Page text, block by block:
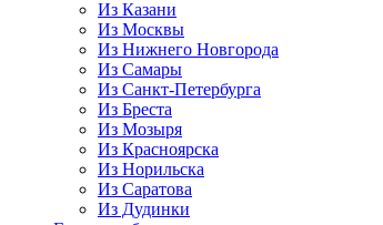
Из Казани
Из Москвы
Из Нижнего Новгорода
Из Самары
Из Санкт-Петербурга
Из Бреста
Из Мозыря
Из Красноярска
Из Норильска
Из Саратова
Из Дудинки